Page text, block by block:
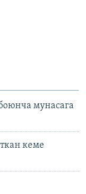
мунасага
кеме